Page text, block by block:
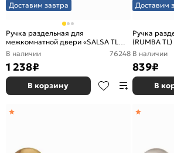
Доставим завтра
Ручка раздельная для
межкомнатной двери «SALSA TL
CF-17» Кофе
В наличии 76248
1 238₽
В корзину
Доставим
Ручка
(RUMBA
В наличии
839₽
В